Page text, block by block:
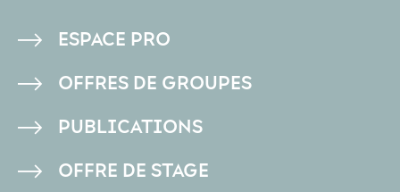
PIED
DE
ESPACE PRO
OFFRES DE GROUPES
PUBLICATIONS
OFFRE DE STAGE